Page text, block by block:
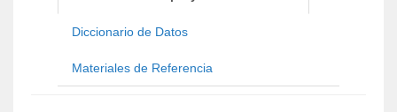
Diccionario de Datos
Materiales de Referencia